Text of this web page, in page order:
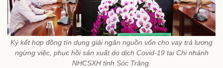
Ký kết hợp đồng tín dụng giải ngân nguồn vốn cho vay trả lương
ngừng việc, phục hồi sản xuất do dịch Covid-19 tại Chi nhánh
NHCSXH tỉnh Sóc Trăng.